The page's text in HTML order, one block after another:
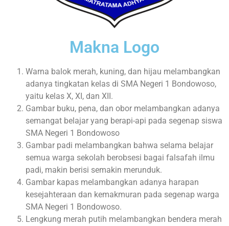
Makna Logo
Warna balok merah, kuning, dan hijau melambangkan
adanya tingkatan kelas di SMA Negeri 1 Bondowoso,
yaitu kelas X, XI, dan XII.
Gambar buku, pena, dan obor melambangkan adanya
semangat belajar yang berapi-api pada segenap siswa
SMA Negeri 1 Bondowoso
Gambar padi melambangkan bahwa selama belajar
semua warga sekolah berobsesi bagai falsafah ilmu
padi, makin berisi semakin merunduk.
Gambar kapas melambangkan adanya harapan
kesejahteraan dan kemakmuran pada segenap warga
SMA Negeri 1 Bondowoso.
Lengkung merah putih melambangkan bendera merah